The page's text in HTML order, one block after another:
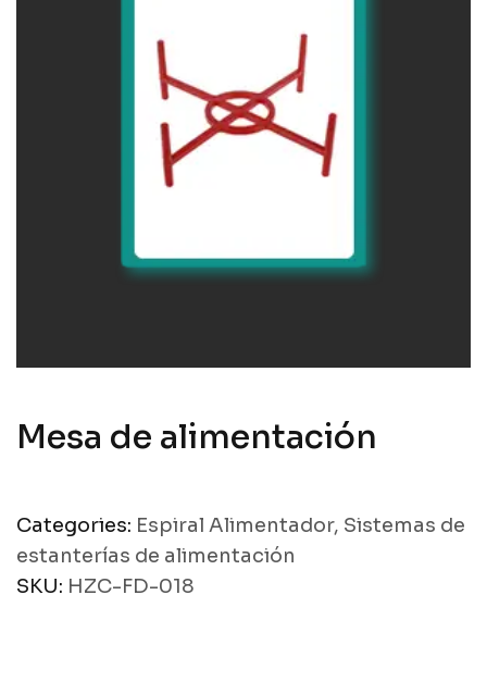
Mesa de alimentación
Categories: Espiral Alimentador, Sistemas de
estanterías de alimentación
SKU: HZC-FD-018